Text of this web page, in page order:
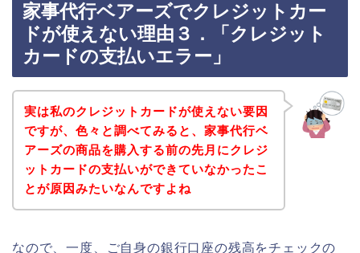
家事代行ベアーズでクレジットカー
ドが使えない理由３．「クレジット
カードの支払いエラー」
実は私のクレジットカードが使えない要因
ですが、色々と調べてみると、家事代行ベ
アーズの商品を購入する前の先月にクレジ
ットカードの支払いができていなかったこ
とが原因みたいなんですよね
なので、一度、ご自身の銀行口座の残高をチェックの